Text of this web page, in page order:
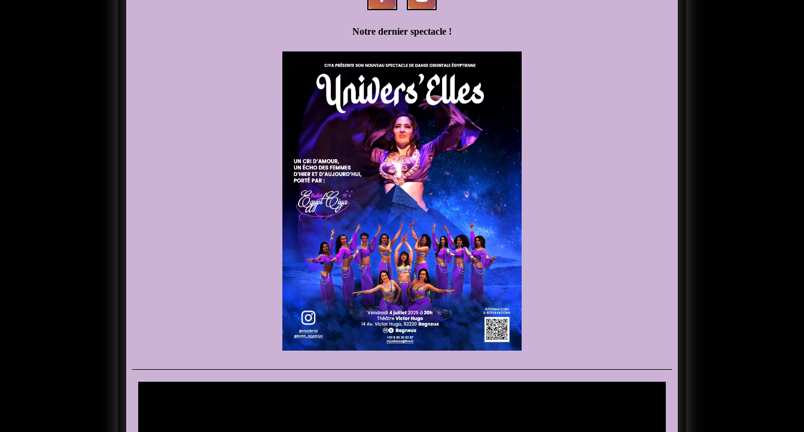
Notre dernier spectacle !